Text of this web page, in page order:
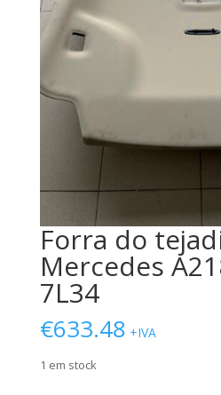
Forra do
Mercedes
7L34
€633.48 +IVA
1 em stock